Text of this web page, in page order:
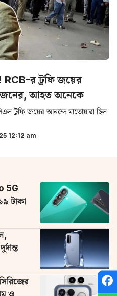
RCB-র ট্রফি জয়ের
জনের, আহত অনেকে
ট্রফি জয়ের আনন্দে মাতোয়ারা ছিল
12:12 am
5G
টাকা